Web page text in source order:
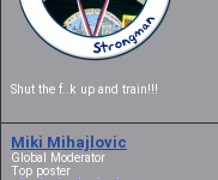
Shut the f..k up and train!!!
Miki Mihajlovic
Global Moderator
Top poster